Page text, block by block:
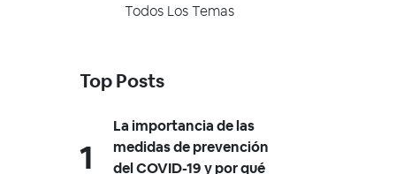
Todos Los Temas
Top Posts
La importancia de las
medidas de prevención
del COVID-19 y por qué